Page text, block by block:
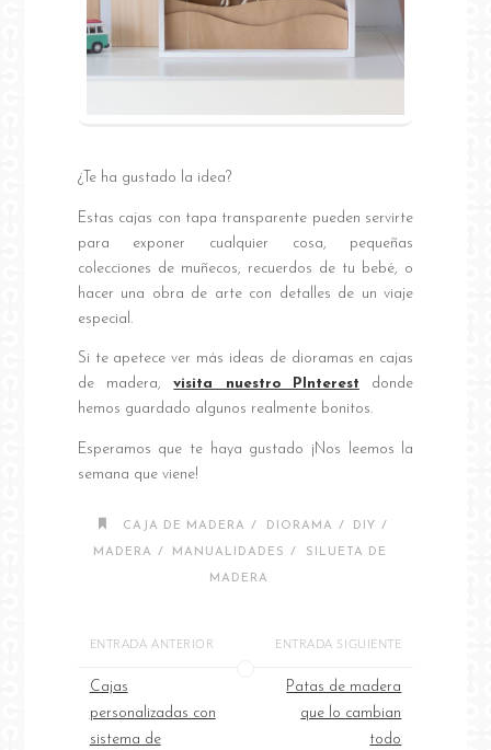
¿Te ha gustado la idea?
Estas cajas con tapa transparente pueden servirte
para exponer cualquier cosa, pequeñas
colecciones de muñecos, recuerdos de tu bebé, o
hacer una obra de arte con detalles de un viaje
especial.
Si te apetece ver más ideas de dioramas en cajas
de madera,visita nuestro PInterest donde
hemos guardado algunos realmente bonitos.
Esperamos que te haya gustado ¡Nos leemos la
semana que viene!
CAJA DE MADERA / DIORAMA / DIY /
MADERA / MANUALIDADES / SILUETA DE
MADERA
ENTRADA ANTERIOR
Cajas
personalizadas con
sistema de
ENTRADA SIGUIENTE
Patas de madera
que lo cambian
todo